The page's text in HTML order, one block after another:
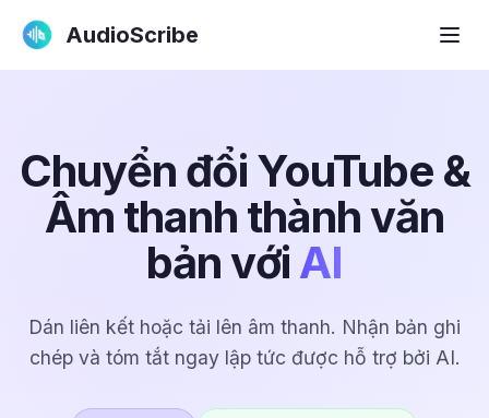
AudioScribe
Chuyển đổi YouTube &
Âm thanh thành văn
bản với AI
Dán liên kết hoặc tải lên âm thanh. Nhận bản ghi
chép và tóm tắt ngay lập tức được hỗ trợ bởi AI.